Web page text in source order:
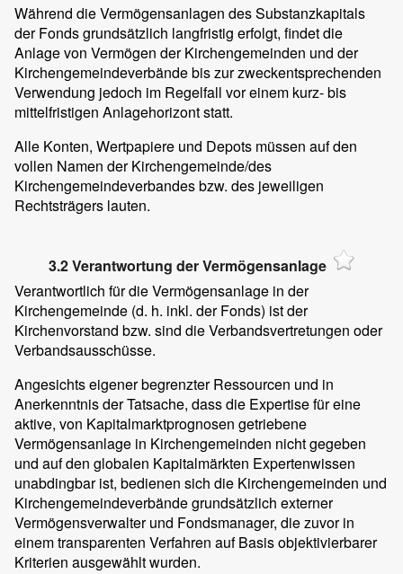
Während die Vermögensanlagen des Substanzkapitals
der Fonds grundsätzlich langfristig erfolgt, findet die
Anlage von Vermögen der Kirchengemeinden und der
Kirchengemeindeverbände bis zur zweckentsprechenden
Verwendung jedoch im Regelfall vor einem kurz- bis
mittelfristigen Anlagehorizont statt.
Alle Konten, Wertpapiere und Depots müssen auf den
vollen Namen der Kirchengemeinde/des
Kirchengemeindeverbandes bzw. des jeweiligen
Rechtsträgers lauten.
3.2 Verantwortung der Vermögensanlage
Verantwortlich für die Vermögensanlage in der
Kirchengemeinde (d. h. inkl. der Fonds) ist der
Kirchenvorstand bzw. sind die Verbandsvertretungen oder
Verbandsausschüsse.
Angesichts eigener begrenzter Ressourcen und in
Anerkenntnis der Tatsache, dass die Expertise für eine
aktive, von Kapitalmarktprognosen getriebene
Vermögensanlage in Kirchengemeinden nicht gegeben
und auf den globalen Kapitalmärkten Expertenwissen
unabdingbar ist, bedienen sich die Kirchengemeinden und
Kirchengemeindeverbände grundsätzlich externer
Vermögensverwalter und Fondsmanager, die zuvor in
einem transparenten Verfahren auf Basis objektivierbarer
Kriterien ausgewählt wurden.